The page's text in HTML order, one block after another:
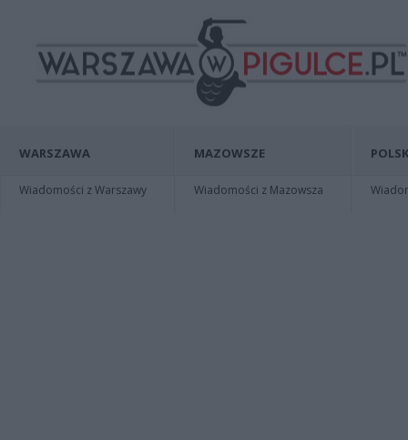
WARSZAWA
Wiadomości z Warszawy
MAZOWSZE
Wiadomości z Mazowsza